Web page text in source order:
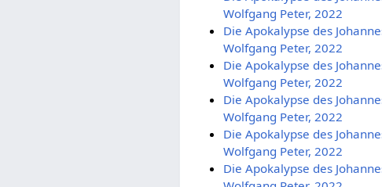
Wolfgang Peter, 2022
Die Apokalypse des
Wolfgang Peter, 2022
Die Apokalypse des
Wolfgang Peter, 2022
Die Apokalypse des
Wolfgang Peter, 2022
Die Apokalypse des
Wolfgang Peter, 2022
Die Apokalypse des